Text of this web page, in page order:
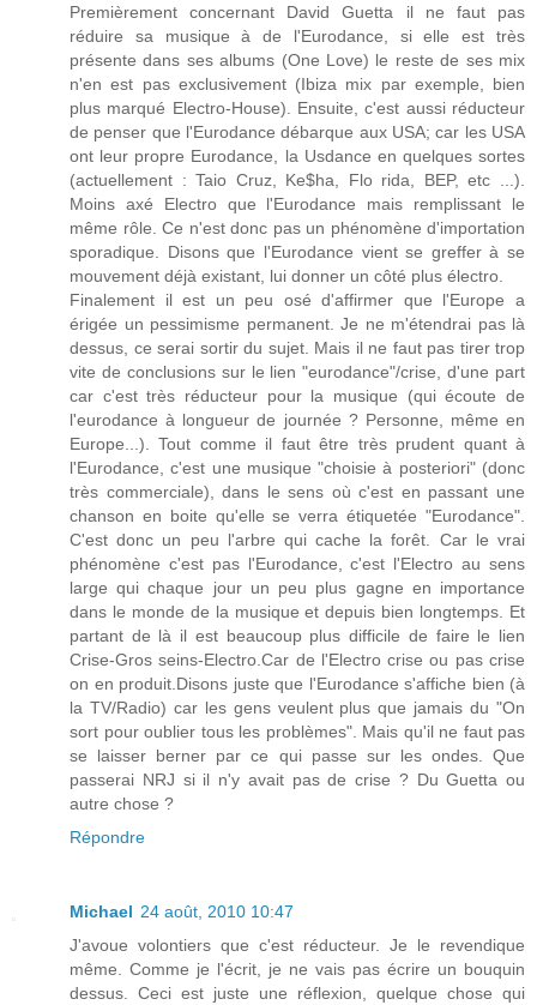
Premièrement concernant David Guetta il ne faut pas
réduire sa musique à de l'Eurodance, si elle est très
présente dans ses albums (One Love) le reste de ses mix
n'en est pas exclusivement (Ibiza mix par exemple, bien
plus marqué Electro-House). Ensuite, c'est aussi réducteur
de penser que l'Eurodance débarque aux USA; car les USA
ont leur propre Eurodance, la Usdance en quelques sortes
(actuellement : Taio Cruz, Ke$ha, Flo rida, BEP, etc ...).
Moins axé Electro que l'Eurodance mais remplissant le
même rôle. Ce n'est donc pas un phénomène d'importation
sporadique. Disons que l'Eurodance vient se greffer à se
mouvement déjà existant, lui donner un côté plus électro.
Finalement il est un peu osé d'affirmer que l'Europe a
érigée un pessimisme permanent. Je ne m'étendrai pas là
dessus, ce serai sortir du sujet. Mais il ne faut pas tirer trop
vite de conclusions sur le lien "eurodance"/crise, d'une part
car c'est très réducteur pour la musique (qui écoute de
l'eurodance à longueur de journée ? Personne, même en
Europe...). Tout comme il faut être très prudent quant à
l'Eurodance, c'est une musique "choisie à posteriori" (donc
très commerciale), dans le sens où c'est en passant une
chanson en boite qu'elle se verra étiquetée "Eurodance".
C'est donc un peu l'arbre qui cache la forêt. Car le vrai
phénomène c'est pas l'Eurodance, c'est l'Electro au sens
large qui chaque jour un peu plus gagne en importance
dans le monde de la musique et depuis bien longtemps. Et
partant de là il est beaucoup plus difficile de faire le lien
Crise-Gros seins-Electro.Car de l'Electro crise ou pas crise
on en produit.Disons juste que l'Eurodance s'affiche bien (à
la TV/Radio) car les gens veulent plus que jamais du "On
sort pour oublier tous les problèmes". Mais qu'il ne faut pas
se laisser berner par ce qui passe sur les ondes. Que
passerai NRJ si il n'y avait pas de crise ? Du Guetta ou
autre chose ?
Répondre
Michael 24 août, 2010 10:47
J'avoue volontiers que c'est réducteur. Je le revendique
même. Comme je l'écrit, je ne vais pas écrire un bouquin
dessus. Ceci est juste une réflexion, quelque chose qui